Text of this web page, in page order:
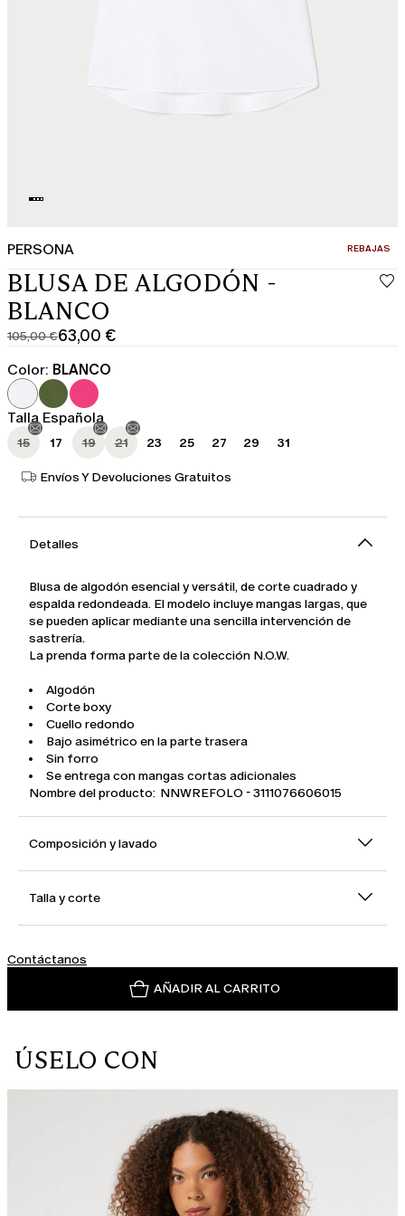
PERSONA CATEGORÍA:
REBAJAS
BLUSA DE ALGODÓN -
BLANCO
105,00 €
Precio
original
105,00
€
63,00 €
Precio
actual
63,00
€
Color: BLANCO
Talla Española
15 17 19 21 23 25 27 29 31
Envíos Y Devoluciones Gratuitos
Detalles
Blusa de algodón esencial y versátil, de corte cuadrado y
espalda redondeada. El modelo incluye mangas largas, que
se pueden aplicar mediante una sencilla intervención de
sastrería.
La prenda forma parte de la colección N.O.W.
Algodón
Corte boxy
Cuello redondo
Bajo asimétrico en la parte trasera
Sin forro
Se entrega con mangas cortas adicionales
Nombre del producto: NNWREFOLO - 3111076606015
Composición y lavado
Talla y corte
Contáctanos
AÑADIR AL CARRITO
ÚSELO CON